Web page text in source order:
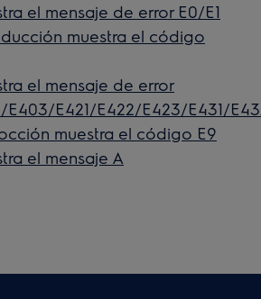
el mensaje de error E0/E1
muestra el código
el mensaje de error
E403/E421/E422/E423/E431/
muestra el código E9
el mensaje A